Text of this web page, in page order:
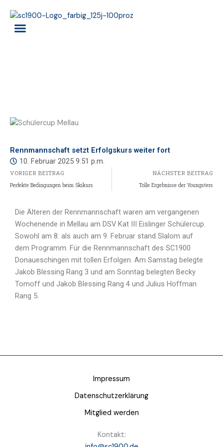
Inhalt
springen
Rennmannschaft setzt Erfolgskurs weiter fort
10. Februar 2025 9:51 p.m.
VORIGER BEITRAG
Perfekte Bedingungen beim Skikurs
NÄCHSTER BEITRAG
Tolle Ergebnisse der Youngsters
Die Älteren der Rennmannschaft waren am vergangenen
Wochenende in Mellau am DSV Kat III Eislinger Schülercup.
Sowohl am 8. als auch am 9. Februar stand Slalom auf
dem Programm. Für die Rennmannschaft des SC1900
Donaueschingen mit tollen Erfolgen. Am Samstag belegte
Jakob Blessing Rang 3 und am Sonntag belegten Becky
Tomoff und Jakob Blessing Rang 4 und Julius Hoffman
Rang 5.
Impressum
Datenschutzerklärung
Mitglied werden
Kontakt: